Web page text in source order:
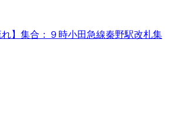
】集合：９時小田急線秦野駅改札集